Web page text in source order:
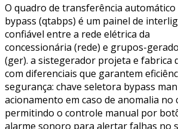
O quadro de transferência automático
bypass (qtabps) é um painel de
confiável entre a rede elétrica da
concessionária (rede) e grupos-
(ger). a sistegerador projeta e fabrica
com diferenciais que garantem
segurança: chave seletora bypass
acionamento em caso de anomalia no
permitindo o controle manual por
alarme sonoro para alertar falhas no